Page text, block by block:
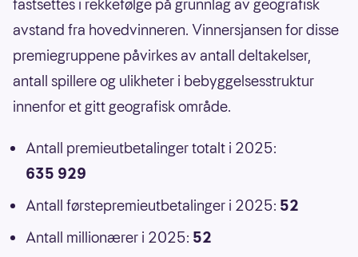
fastsettes i rekkefølge på grunnlag av geografisk
avstand fra hovedvinneren. Vinnersjansen for disse
premiegruppene påvirkes av antall deltakelser,
antall spillere og ulikheter i bebyggelsesstruktur
innenfor et gitt geografisk område.
Antall premieutbetalinger totalt i 2025:
635 929
Antall førstepremieutbetalinger i 2025: 52
Antall millionærer i 2025: 52